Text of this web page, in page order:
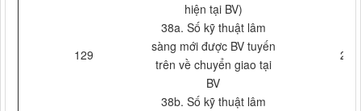
hiện tại BV)
129
38a. Số kỹ thuật lâm
sàng mới được BV tuyến
trên về chuyển giao tại
BV
2
38b. Số kỹ thuật lâm